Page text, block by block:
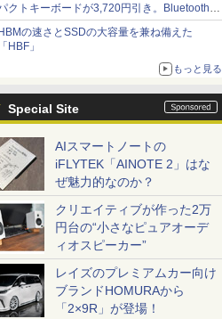
クトキーボードが3,720円引き。Bluetoothで3
接続対応
の速さとSSDの大容量を兼ね備えた
HBF」
もっと見る
Special Site
AIスマートノートの
iFLYTEK「AINOTE 2」はな
ぜ魅力的なのか？
クリエイティブが作った2万
円台の“小さなピュアオーデ
ィオスピーカー”
レイズのプレミアムカー向け
ブランドHOMURAから
「2×9R」が登場！